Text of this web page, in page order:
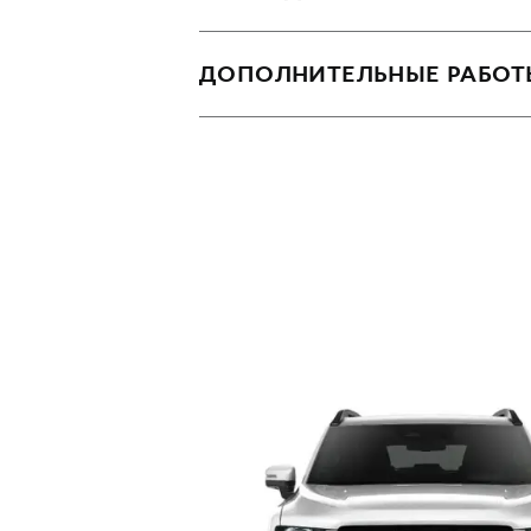
Замена
Замена ремня
Замена цепи
Замена
ДОПОЛНИТЕЛЬНЫЕ